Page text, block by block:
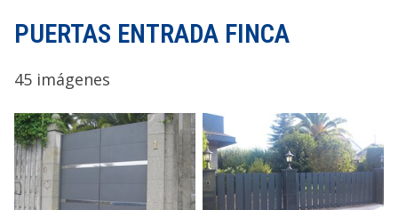
PUERTAS ENTRADA FINCA
45 imágenes